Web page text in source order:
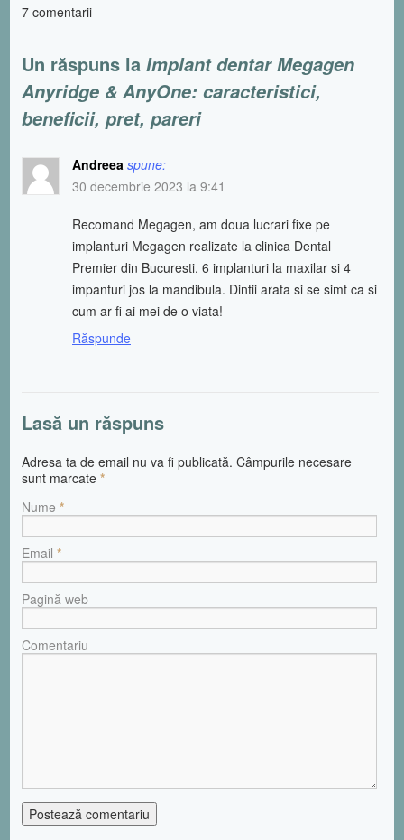
7 comentarii
Un răspuns la Implant dentar Megagen
Anyridge & AnyOne: caracteristici,
beneficii, pret, pareri
Andreea spune:
30 decembrie 2023 la 9:41
Recomand Megagen, am doua lucrari fixe pe
implanturi Megagen realizate la clinica Dental
Premier din Bucuresti. 6 implanturi la maxilar si 4
impanturi jos la mandibula. Dintii arata si se simt ca si
cum ar fi ai mei de o viata!
Răspunde
Lasă un răspuns
Adresa ta de email nu va fi publicată. Câmpurile necesare
sunt marcate *
Nume *
Email *
Pagină web
Comentariu